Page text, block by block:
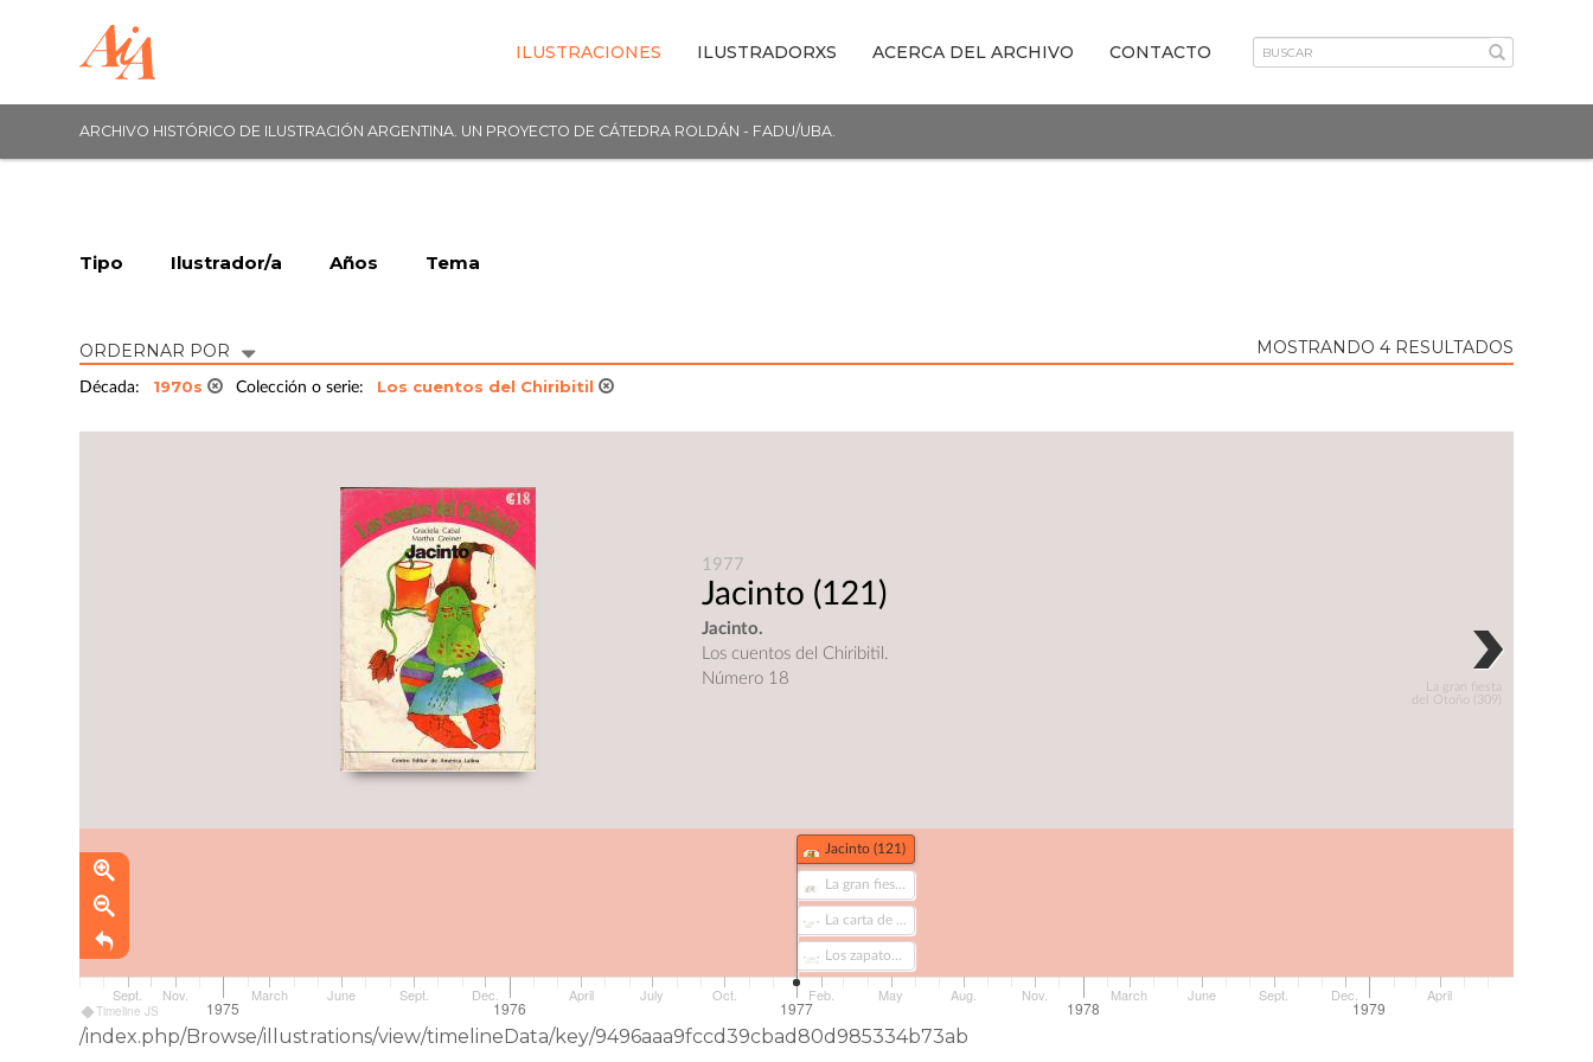
ILUSTRACIONES ILUSTRADORXS ACERCA DEL ARCHIVO CONTACTO
ARCHIVO HISTÓRICO DE ILUSTRACIÓN ARGENTINA. UN PROYECTO DE CÁTEDRA ROLDÁN - FADU/UBA.
Tipo Ilustrador/a Años Tema
ORDERNAR POR MOSTRANDO 4 RESULTADOS
Década: 1970s Colección o serie: Los cuentos del Chiribitil
1977
Jacinto (121)
Jacinto.
Los cuentos del Chiribitil.
Número 18
La gran fiesta
del Otoño (309)
Timeline JS
Jacinto (121)
1975 1976 1977 1978 1979
Sept. Nov. March June Sept. Dec. April July Oct. Feb. May Aug. Nov. March June Sept. Dec. April
/index.php/Browse/illustrations/view/timelineData/key/9496aaa9fccd39cbad80d985334b73ab